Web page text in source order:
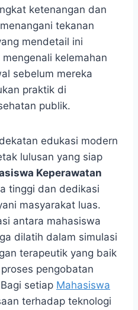
ketenangan dan
tekanan
mendetail ini
kelemahan
sebelum mereka
praktik di
publik.
edukasi modern
lulusan yang siap
Keperawatan
tinggi dan dedikasi
masyarakat luas.
antara mahasiswa
dilatih dalam simulasi
terapeutik yang baik
pengobatan
setiap Mahasiswa
terhadap teknologi